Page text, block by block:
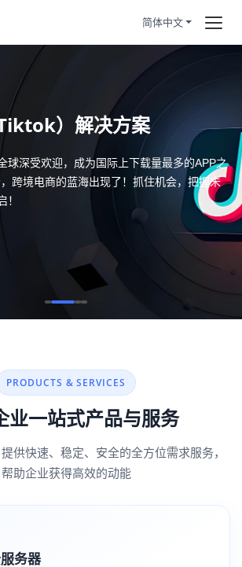
加州洛杉矶投资60w设备托管，
双ISP住宅IP自营货源！
跨境电商（Tiktok）解决方案
云服务器100%独享使用，拒绝共
享关联风险
原生双ISP住宅认证，让您在跨境
业务中更加顺畅
简体中文
）解决方案
球深受欢迎，成为国际上下载量最多的APP之
跨境电商的蓝海出现了！抓住机会，把握未
！
PRODUCTS & SERVICES
业一站式产品与服务
供快速、稳定、安全的全方位需求服务，
帮助企业获得高效的动能
务器